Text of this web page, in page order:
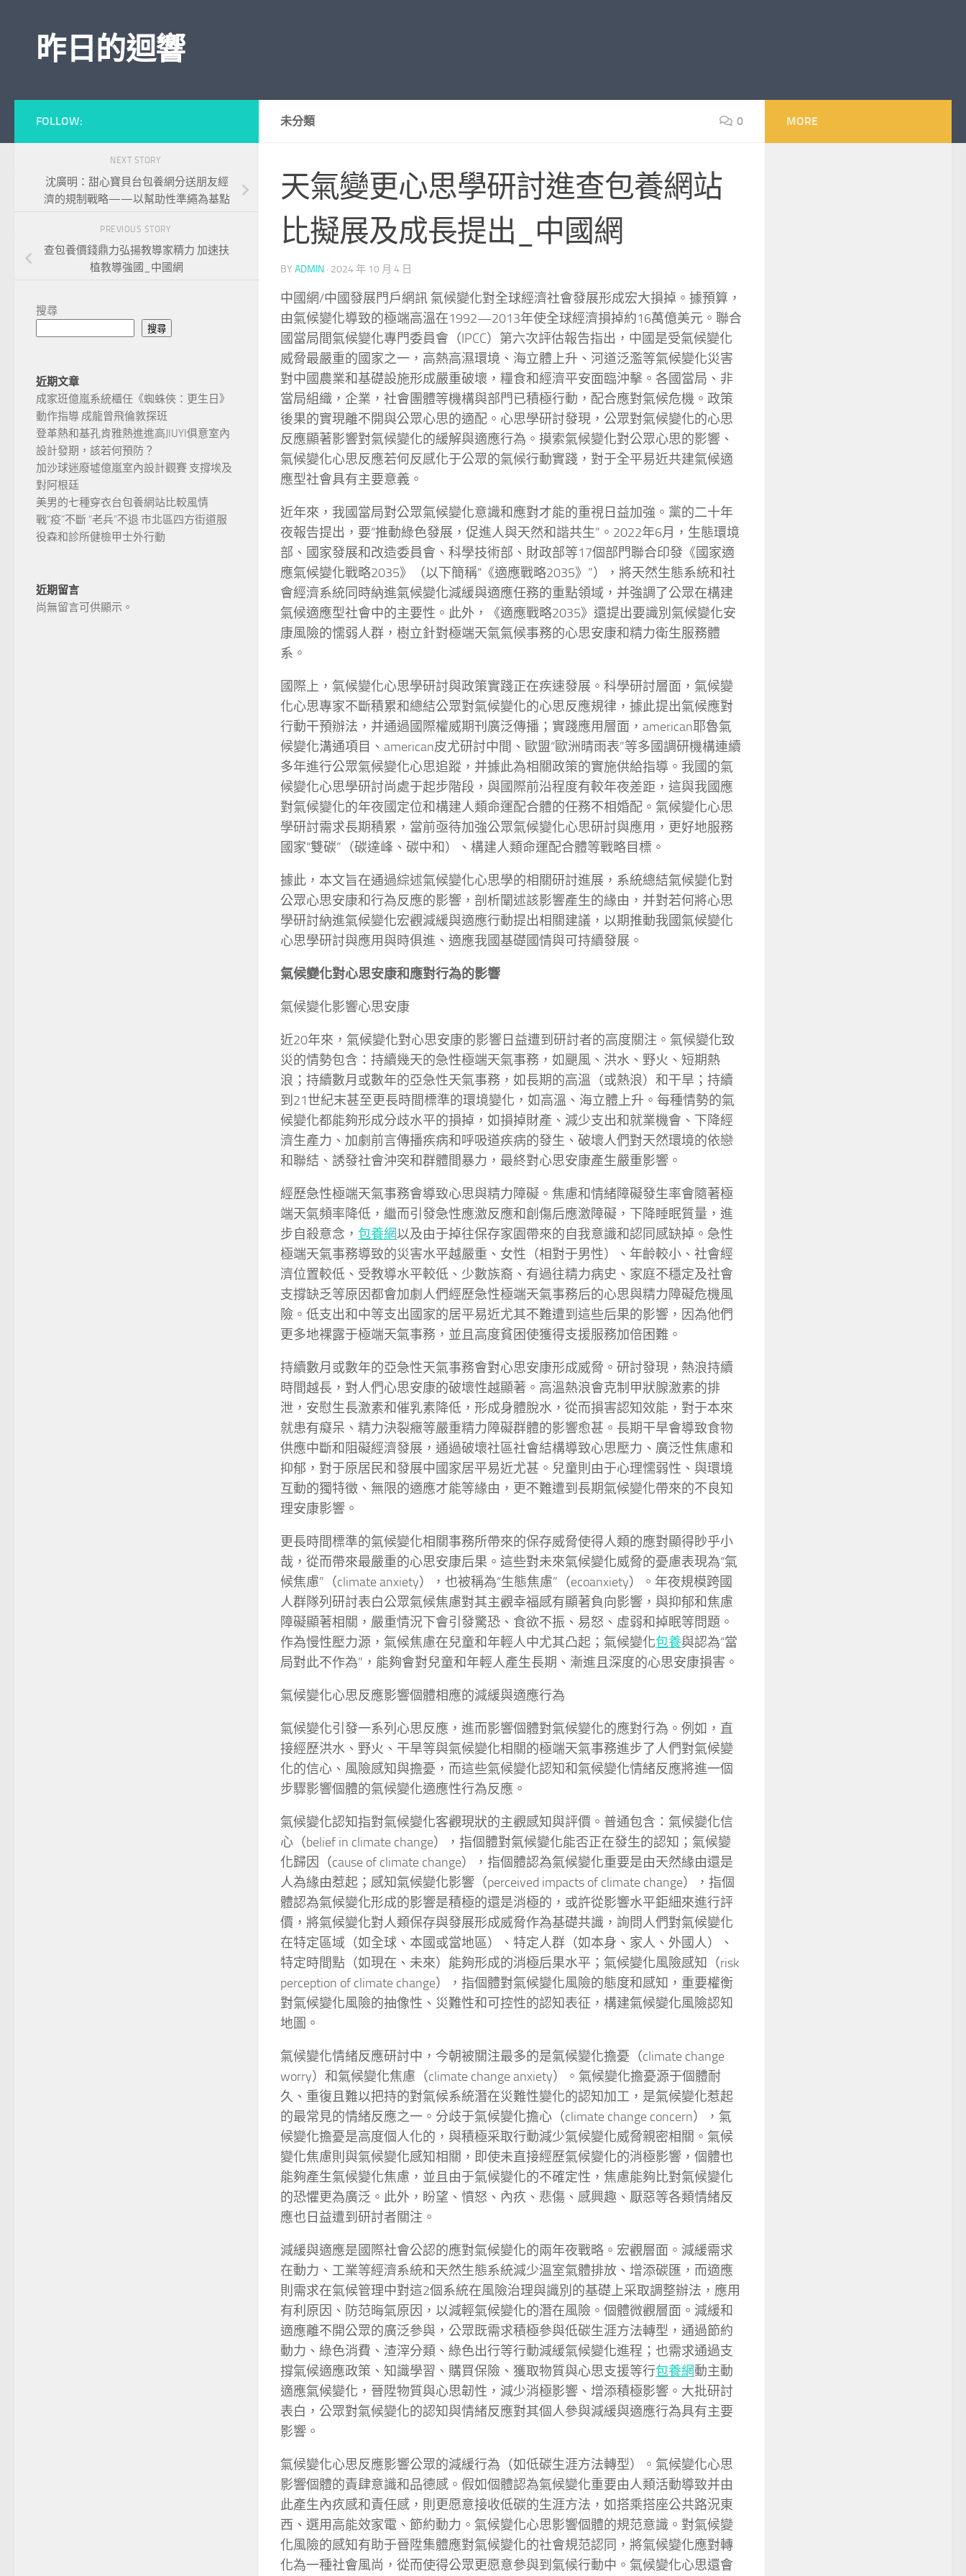
昨日的迴響
未分類 0
天氣變更心思學研討進查包養網站
比擬展及成長提出_中國網
BY ADMIN · 2024 年 10 月 4 日
中國網/中國發展門戶網訊 氣候變化對全球經濟社會發展形成宏大損掉。據預算，
由氣候變化導致的極端高溫在1992—2013年使全球經濟損掉約16萬億美元。聯合
國當局間氣候變化專門委員會（IPCC）第六次評估報告指出，中國是受氣候變化
威脅最嚴重的國家之一，高熱高濕環境、海立體上升、河道泛濫等氣候變化災害
對中國農業和基礎設施形成嚴重破壞，糧食和經濟平安面臨沖擊。各國當局、非
當局組織，企業，社會團體等機構與部門已積極行動，配合應對氣候危機。政策
後果的實現離不開與公眾心思的適配。心思學研討發現，公眾對氣候變化的心思
反應顯著影響對氣候變化的緩解與適應行為。摸索氣候變化對公眾心思的影響、
氣候變化心思反應若何反感化于公眾的氣候行動實踐，對于全平易近共建氣候適
應型社會具有主要意義。
近年來，我國當局對公眾氣候變化意識和應對才能的重視日益加強。黨的二十年
夜報告提出，要“推動綠色發展，促進人與天然和諧共生”。2022年6月，生態環境
部、國家發展和改造委員會、科學技術部、財政部等17個部門聯合印發《國家適
應氣候變化戰略2035》（以下簡稱“《適應戰略2035》”），將天然生態系統和社
會經濟系統同時納進氣候變化減緩與適應任務的重點領域，并強調了公眾在構建
氣候適應型社會中的主要性。此外，《適應戰略2035》還提出要識別氣候變化安
康風險的懦弱人群，樹立針對極端天氣氣候事務的心思安康和精力衛生服務體
系。
國際上，氣候變化心思學研討與政策實踐正在疾速發展。科學研討層面，氣候變
化心思專家不斷積累和總結公眾對氣候變化的心思反應規律，據此提出氣候應對
行動干預辦法，并通過國際權威期刊廣泛傳播；實踐應用層面，american耶魯氣
候變化溝通項目、american皮尤研討中間、歐盟“歐洲晴雨表”等多國調研機構連續
多年進行公眾氣候變化心思追蹤，并據此為相關政策的實施供給指導。我國的氣
候變化心思學研討尚處于起步階段，與國際前沿程度有較年夜差距，這與我國應
對氣候變化的年夜國定位和構建人類命運配合體的任務不相婚配。氣候變化心思
學研討需求長期積累，當前亟待加強公眾氣候變化心思研討與應用，更好地服務
國家“雙碳”（碳達峰、碳中和）、構建人類命運配合體等戰略目標。
據此，本文旨在通過綜述氣候變化心思學的相關研討進展，系統總結氣候變化對
公眾心思安康和行為反應的影響，剖析闡述該影響產生的緣由，并對若何將心思
學研討納進氣候變化宏觀減緩與適應行動提出相關建議，以期推動我國氣候變化
心思學研討與應用與時俱進、適應我國基礎國情與可持續發展。
氣候變化對心思安康和應對行為的影響
氣候變化影響心思安康
近20年來，氣候變化對心思安康的影響日益遭到研討者的高度關注。氣候變化致
災的情勢包含：持續幾天的急性極端天氣事務，如颶風、洪水、野火、短期熱
浪；持續數月或數年的亞急性天氣事務，如長期的高溫（或熱浪）和干旱；持續
到21世紀末甚至更長時間標準的環境變化，如高溫、海立體上升。每種情勢的氣
候變化都能夠形成分歧水平的損掉，如損掉財產、減少支出和就業機會、下降經
濟生產力、加劇前言傳播疾病和呼吸道疾病的發生、破壞人們對天然環境的依戀
和聯結、誘發社會沖突和群體間暴力，最終對心思安康產生嚴重影響。
經歷急性極端天氣事務會導致心思與精力障礙。焦慮和情緒障礙發生率會隨著極
端天氣頻率降低，繼而引發急性應激反應和創傷后應激障礙，下降睡眠質量，進
步自殺意念， 包養網以及由于掉往保存家園帶來的自我意識和認同感缺掉。急性
極端天氣事務導致的災害水平越嚴重、女性（相對于男性）、年齡較小、社會經
濟位置較低、受教導水平較低、少數族裔、有過往精力病史、家庭不穩定及社會
支撐缺乏等原因都會加劇人們經歷急性極端天氣事務后的心思與精力障礙危機風
險。低支出和中等支出國家的居平易近尤其不難遭到這些后果的影響，因為他們
更多地裸露于極端天氣事務，並且高度貧困使獲得支援服務加倍困難。
持續數月或數年的亞急性天氣事務會對心思安康形成威脅。研討發現，熱浪持續
時間越長，對人們心思安康的破壞性越顯著。高溫熱浪會克制甲狀腺激素的排
泄，安慰生長激素和催乳素降低，形成身體脫水，從而損害認知效能，對于本來
就患有癡呆、精力決裂癥等嚴重精力障礙群體的影響愈甚。長期干旱會導致食物
供應中斷和阻礙經濟發展，通過破壞社區社會結構導致心思壓力、廣泛性焦慮和
抑郁，對于原居民和發展中國家居平易近尤甚。兒童則由于心理懦弱性、與環境
互動的獨特徵、無限的適應才能等緣由，更不難遭到長期氣候變化帶來的不良知
理安康影響。
更長時間標準的氣候變化相關事務所帶來的保存威脅使得人類的應對顯得眇乎小
哉，從而帶來最嚴重的心思安康后果。這些對未來氣候變化威脅的憂慮表現為“氣
候焦慮”（climate anxiety），也被稱為“生態焦慮”（ecoanxiety）。年夜規模跨國
人群隊列研討表白公眾氣候焦慮對其主觀幸福感有顯著負向影響，與抑郁和焦慮
障礙顯著相關，嚴重情況下會引發驚恐、食欲不振、易怒、虛弱和掉眠等問題。
作為慢性壓力源，氣候焦慮在兒童和年輕人中尤其凸起；氣候變化包養與認為“當
局對此不作為”，能夠會對兒童和年輕人產生長期、漸進且深度的心思安康損害。
氣候變化心思反應影響個體相應的減緩與適應行為
氣候變化引發一系列心思反應，進而影響個體對氣候變化的應對行為。例如，直
接經歷洪水、野火、干旱等與氣候變化相關的極端天氣事務進步了人們對氣候變
化的信心、風險感知與擔憂，而這些氣候變化認知和氣候變化情緒反應將進一個
步驟影響個體的氣候變化適應性行為反應。
氣候變化認知指對氣候變化客觀現狀的主觀感知與評價。普通包含：氣候變化信
心（belief in climate change），指個體對氣候變化能否正在發生的認知；氣候變
化歸因（cause of climate change），指個體認為氣候變化重要是由天然緣由還是
人為緣由惹起；感知氣候變化影響（perceived impacts of climate change），指個
體認為氣候變化形成的影響是積極的還是消極的，或許從影響水平鉅細來進行評
價，將氣候變化對人類保存與發展形成威脅作為基礎共識，詢問人們對氣候變化
在特定區域（如全球、本國或當地區）、特定人群（如本身、家人、外國人）、
特定時間點（如現在、未來）能夠形成的消極后果水平；氣候變化風險感知（risk
perception of climate change），指個體對氣候變化風險的態度和感知，重要權衡
對氣候變化風險的抽像性、災難性和可控性的認知表征，構建氣候變化風險認知
地圖。
氣候變化情緒反應研討中，今朝被關注最多的是氣候變化擔憂（climate change
worry）和氣候變化焦慮（climate change anxiety）。氣候變化擔憂源于個體耐
久、重復且難以把持的對氣候系統潛在災難性變化的認知加工，是氣候變化惹起
的最常見的情緒反應之一。分歧于氣候變化擔心（climate change concern），氣
候變化擔憂是高度個人化的，與積極采取行動減少氣候變化威脅親密相關。氣候
變化焦慮則與氣候變化感知相關，即使未直接經歷氣候變化的消極影響，個體也
能夠產生氣候變化焦慮，並且由于氣候變化的不確定性，焦慮能夠比對氣候變化
的恐懼更為廣泛。此外，盼望、憤怒、內疚、悲傷、感興趣、厭惡等各類情緒反
應也日益遭到研討者關注。
減緩與適應是國際社會公認的應對氣候變化的兩年夜戰略。宏觀層面。減緩需求
在動力、工業等經濟系統和天然生態系統減少溫室氣體排放、增添碳匯，而適應
則需求在氣候管理中對這2個系統在風險治理與識別的基礎上采取調整辦法，應用
有利原因、防范晦氣原因，以減輕氣候變化的潛在風險。個體微觀層面。減緩和
適應離不開公眾的廣泛參與，公眾既需求積極參與低碳生涯方法轉型，通過節約
動力、綠色消費、渣滓分類、綠色出行等行動減緩氣候變化進程；也需求通過支
撐氣候適應政策、知識學習、購買保險、獲取物質與心思支援等行包養網動主動
適應氣候變化，晉陞物質與心思韌性，減少消極影響、增添積極影響。大批研討
表白，公眾對氣候變化的認知與情緒反應對其個人參與減緩與適應行為具有主要
影響。
氣候變化心思反應影響公眾的減緩行為（如低碳生涯方法轉型）。氣候變化心思
影響個體的責肆意識和品德感。假如個體認為氣候變化重要由人類活動導致并由
此產生內疚感和責任感，則更愿意接收低碳的生涯方法，如搭乘搭座公共路況東
西、選用高能效家電、節約動力。氣候變化心思影響個體的規范意識。對氣候變
化風險的感知有助于晉陞集體應對氣候變化的社會規范認同，將氣候變化應對轉
化為一種社會風尚，從而使得公眾更愿意參與到氣候行動中。氣候變化心思還會
FOLLOW:
NEXT STORY
沈廣明：甜心寶貝台包養網分送朋友經
濟的規制戰略——以幫助性準繩為基點
PREVIOUS STORY
查包養價錢鼎力弘揚教導家精力 加速扶
植教導強國_中國網
搜尋
搜尋
近期文章
成家班億嵐系統櫃任《蜘蛛俠：更生日》
動作指導 成龍曾飛倫敦探班
登革熱和基孔肯雅熱進進高JIUYI俱意室內
設計發期，該若何預防？
加沙球迷廢墟億嵐室內設計觀賽 支撐埃及
對阿根廷
美男的七種穿衣台包養網站比較風情
戰“疫”不斷 “老兵”不退 市北區四方街道服
役森和診所健檢甲士外行動
近期留言
尚無留言可供顯示。
MORE